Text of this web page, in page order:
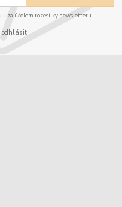
za účelem rozesílky newsletteru.
odhlásit.